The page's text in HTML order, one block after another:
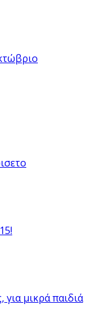
μικρά παιδιά